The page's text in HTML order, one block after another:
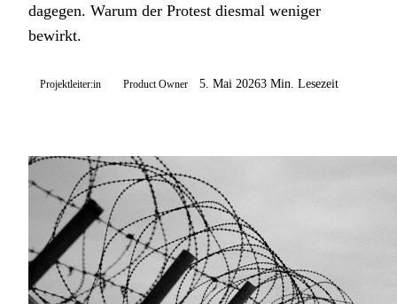
dagegen. Warum der Protest diesmal weniger
bewirkt.
Projektleiter:in Product Owner 5. Mai 20263 Min. Lesezeit